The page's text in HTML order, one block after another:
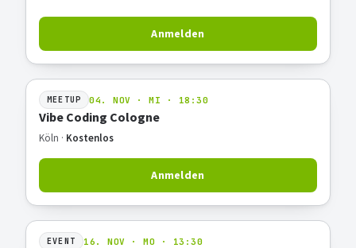
Anmelden
MEETUP 04. NOV · MI · 18:30
Vibe Coding Cologne
Köln · Kostenlos
Anmelden
EVENT 16. NOV · MO · 13:30